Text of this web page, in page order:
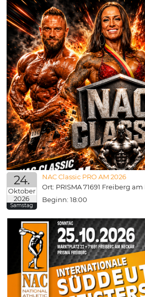
24.
Oktober
2026
Samstag
NAC Classic PRO AM 2026
Ort: PRISMA 71691 Freiberg
Beginn: 18:00